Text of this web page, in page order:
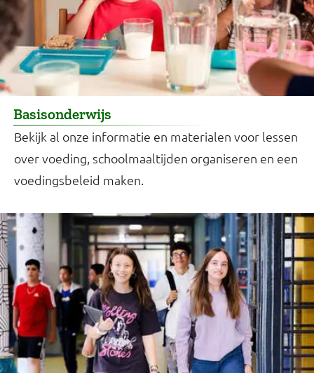
Basisonderwijs
Bekijk al onze informatie en materialen voor lessen
over voeding, schoolmaaltijden organiseren en een
voedingsbeleid maken.